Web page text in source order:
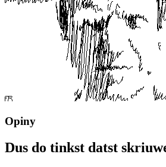
Opiny
Dus do tinkst datst